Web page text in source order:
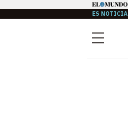
ES NOTICIA
Menú